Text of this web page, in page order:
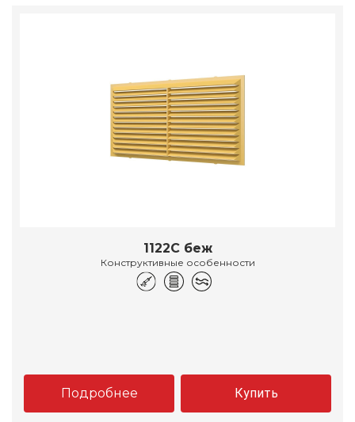
1122С беж
Конструктивные особенности
Подробнее Купить